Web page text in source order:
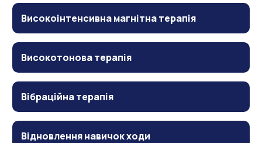
Високоінтенсивна магнітна терапія
Високотонова терапія
Вібраційна терапія
Відновлення навичок ходи